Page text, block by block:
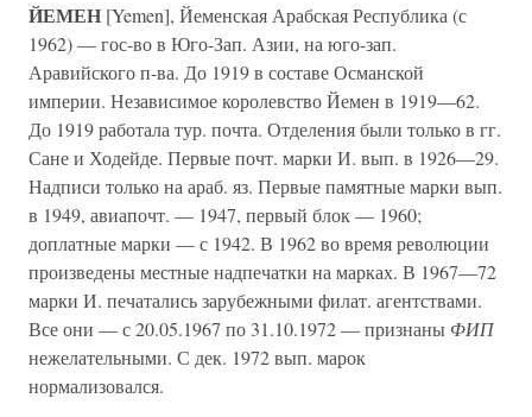
ЙЕМЕН [Yemen], Йеменская Арабская Республика (с
1962) — гос-во в Юго-Зап. Азии, на юго-зап.
Аравийского п-ва. До 1919 в составе Османской
империи. Независимое королевство Йемен в 1919—62.
До 1919 работала тур. почта. Отделения были только в гг.
Сане и Ходейде. Первые почт. марки И. вып. в 1926—29.
Надписи только на араб. яз. Первые памятные марки вып.
в 1949, авиапочт. — 1947, первый блок — 1960;
доплатные марки — с 1942. В 1962 во время революции
произведены местные надпечатки на марках. В 1967—72
марки И. печатались зарубежными филат. агентствами.
Все они — с 20.05.1967 по 31.10.1972 — признаны ФИП
нежелательными. С дек. 1972 вып. марок
нормализовался.